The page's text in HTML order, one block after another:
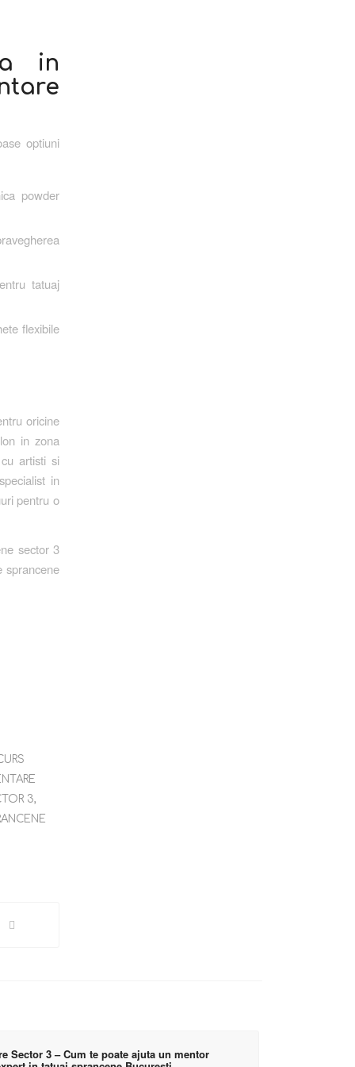
in
optiuni
powder
tatuaj
flexibile
oricine
in zona
artisti si
in
pentru o
sector 3
sprancene
3,
Sector 3 – Cum te poate ajuta un mentor